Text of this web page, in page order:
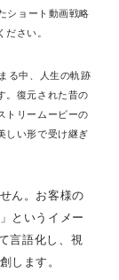
ショート動画戦略
さい。
る中、人生の軌跡
。復元された昔の
トリームービーの
しい形で受け継ぎ
ん。お客様の
というイメー
言語化し、視
します。